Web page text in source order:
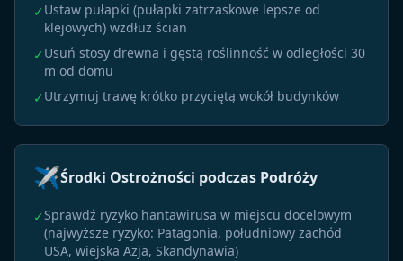
✓ Ustaw pułapki (pułapki zatrzaskowe lepsze od
klejowych) wzdłuż ścian
✓ Usuń stosy drewna i gęstą roślinność w odległości 30
m od domu
✓ Utrzymuj trawę krótko przyciętą wokół budynków
✈️Środki Ostrożności podczas Podróży
✓ Sprawdź ryzyko hantawirusa w miejscu docelowym
(najwyższe ryzyko: Patagonia, południowy zachód
USA, wiejska Azja, Skandynawia)